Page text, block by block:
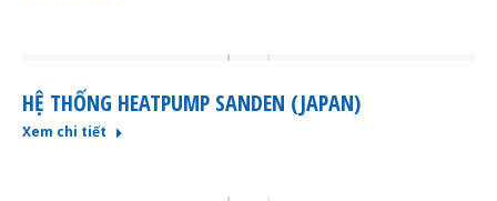
HỆ THỐNG HEATPUMP SANDEN (JAPAN)
Xem chi tiết